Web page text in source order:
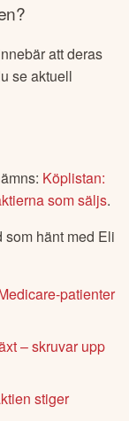
att deras
se aktuell
Köplistan:
som säljs.
som hänt med Eli
patienter
– skruvar upp
stiger